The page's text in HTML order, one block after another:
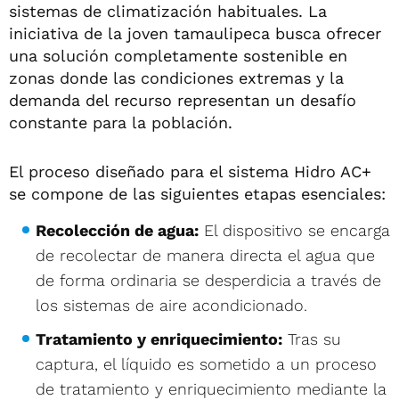
sistemas de climatización habituales. La
iniciativa de la joven tamaulipeca busca ofrecer
una solución completamente sostenible en
zonas donde las condiciones extremas y la
demanda del recurso representan un desafío
constante para la población.
El proceso diseñado para el sistema Hidro AC+
se compone de las siguientes etapas esenciales:
Recolección de agua: El dispositivo se encarga
de recolectar de manera directa el agua que
de forma ordinaria se desperdicia a través de
los sistemas de aire acondicionado.
Tratamiento y enriquecimiento: Tras su
captura, el líquido es sometido a un proceso
de tratamiento y enriquecimiento mediante la